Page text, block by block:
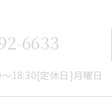
6633
18:30[定休日]月曜日